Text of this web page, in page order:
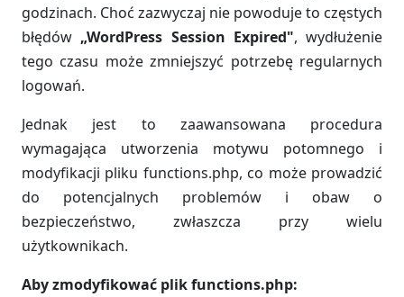
godzinach. Choć zazwyczaj nie powoduje to częstych
błędów „WordPress Session Expired", wydłużenie
tego czasu może zmniejszyć potrzebę regularnych
logowań.
Jednak jest to zaawansowana procedura
wymagająca utworzenia motywu potomnego i
modyfikacji pliku functions.php, co może prowadzić
do potencjalnych problemów i obaw o
bezpieczeństwo, zwłaszcza przy wielu
użytkownikach.
Aby zmodyfikować plik functions.php: